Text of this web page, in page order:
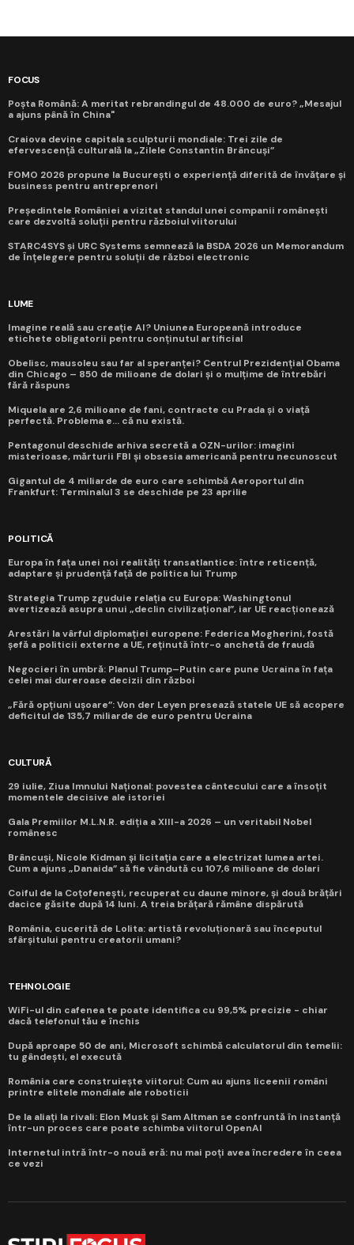
FOCUS
Poșta Română: A meritat rebrandingul de 48.000 de euro? „Mesajul
a ajuns până în China"
Craiova devine capitala sculpturii mondiale: Trei zile de
efervescență culturală la „Zilele Constantin Brâncuși”
FOMO 2026 propune la București o experiență diferită de învățare și
business pentru antreprenori
Președintele României a vizitat standul unei companii românești
care dezvoltă soluții pentru războiul viitorului
STARC4SYS și URC Systems semnează la BSDA 2026 un Memorandum
de Înțelegere pentru soluții de război electronic
LUME
Imagine reală sau creație AI? Uniunea Europeană introduce
etichete obligatorii pentru conținutul artificial
Obelisc, mausoleu sau far al speranței? Centrul Prezidențial Obama
din Chicago – 850 de milioane de dolari și o mulțime de întrebări
fără răspuns
Miquela are 2,6 milioane de fani, contracte cu Prada și o viață
perfectă. Problema e... că nu există.
Pentagonul deschide arhiva secretă a OZN-urilor: imagini
misterioase, mărturii FBI și obsesia americană pentru necunoscut
Gigantul de 4 miliarde de euro care schimbă Aeroportul din
Frankfurt: Terminalul 3 se deschide pe 23 aprilie
POLITICĂ
Europa în fața unei noi realități transatlantice: între reticență,
adaptare și prudență față de politica lui Trump
Strategia Trump zguduie relația cu Europa: Washingtonul
avertizează asupra unui „declin civilizațional”, iar UE reacționează
Arestări la vârful diplomației europene: Federica Mogherini, fostă
șefă a politicii externe a UE, reținută într-o anchetă de fraudă
Negocieri în umbră: Planul Trump–Putin care pune Ucraina în fața
celei mai dureroase decizii din război
„Fără opțiuni ușoare”: Von der Leyen presează statele UE să acopere
deficitul de 135,7 miliarde de euro pentru Ucraina
CULTURĂ
29 iulie, Ziua Imnului Național: povestea cântecului care a însoțit
momentele decisive ale istoriei
Gala Premiilor M.L.N.R. ediția a XIII-a 2026 – un veritabil Nobel
românesc
Brâncuși, Nicole Kidman și licitația care a electrizat lumea artei.
Cum a ajuns „Danaida” să fie vândută cu 107,6 milioane de dolari
Coiful de la Coțofenești, recuperat cu daune minore, și două brățări
dacice găsite după 14 luni. A treia brățară rămâne dispărută
România, cucerită de Lolita: artistă revoluționară sau începutul
sfârșitului pentru creatorii umani?
TEHNOLOGIE
WiFi-ul din cafenea te poate identifica cu 99,5% precizie - chiar
dacă telefonul tău e închis
După aproape 50 de ani, Microsoft schimbă calculatorul din temelii:
tu gândești, el execută
România care construiește viitorul: Cum au ajuns liceenii români
printre elitele mondiale ale roboticii
De la aliați la rivali: Elon Musk și Sam Altman se confruntă în instanță
într-un proces care poate schimba viitorul OpenAI
Internetul intră într-o nouă eră: nu mai poți avea încredere în ceea
ce vezi